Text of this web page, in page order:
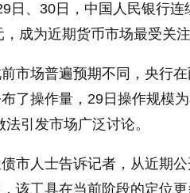
日、30日，中国人民银行
成为近期货币市场最受关注
市场普遍预期不同，央行
了操作量，29日操作规模
法引发市场广泛讨论。
市人士告诉记者，从近期
该工具在当前阶段的定位